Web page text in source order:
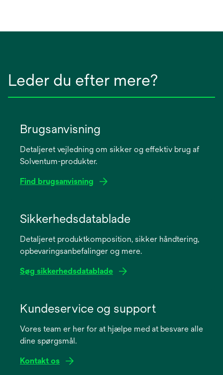
Leder du efter mere?
Brugsanvisning
Detaljeret vejledning om sikker og effektiv brug af
Solventum-produkter.
Find brugsanvisning
new
Sikkerhedsdatablade
Detaljeret produktkomposition, sikker håndtering,
opbevaringsanbefalinger og mere.
Søg sikkerhedsdatablade
new
Kundeservice og support
Vores team er her for at hjælpe med at besvare alle
dine spørgsmål.
Kontakt os